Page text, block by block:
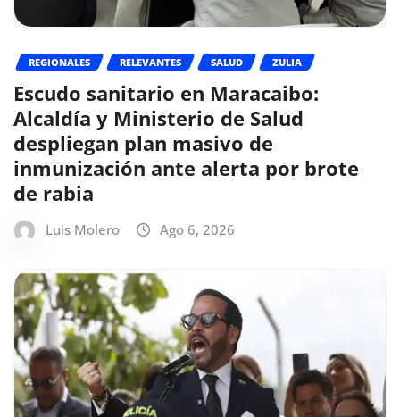
REGIONALES RELEVANTES SALUD ZULIA
Escudo sanitario en Maracaibo:
Alcaldía y Ministerio de Salud
despliegan plan masivo de
inmunización ante alerta por brote
de rabia
Luis Molero Ago 6, 2026